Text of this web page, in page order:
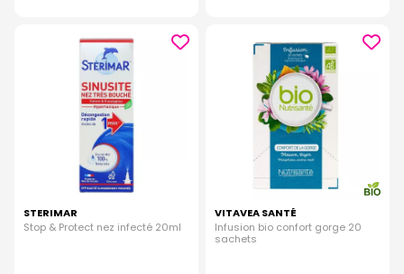
STERIMAR
Stop & Protect nez infecté 20ml
VITAVEA SANTÉ
Infusion bio confort gorge 20
sachets